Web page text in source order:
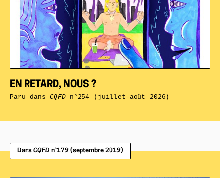
EN RETARD, NOUS ?
Paru dansCQFDn°254 (juillet-août 2026)
Dans CQFD n°179 (septembre 2019)